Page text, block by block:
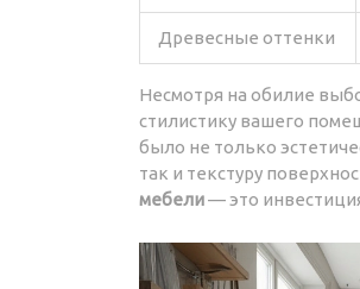
Древесные оттенки
Несмотря на обилие
стилистику вашего
было не только
так и текстуру
мебели— это